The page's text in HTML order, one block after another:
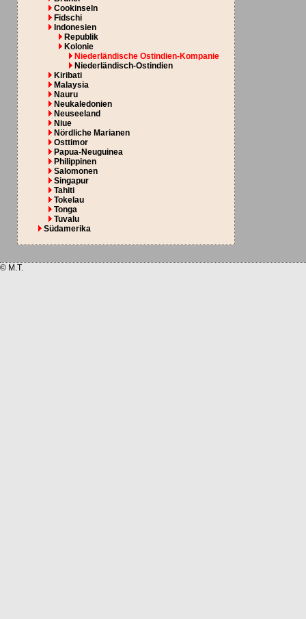
Cookinseln
Fidschi
Indonesien
Republik
Kolonie
Niederländische Ostindien-Kompanie
Niederländisch-Ostindien
Kiribati
Malaysia
Nauru
Neukaledonien
Neuseeland
Niue
Nördliche Marianen
Osttimor
Papua-Neuguinea
Philippinen
Salomonen
Singapur
Tahiti
Tokelau
Tonga
Tuvalu
Südamerika
© M.T.